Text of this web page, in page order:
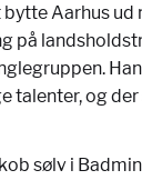
Aarhus ud
på
talenter, og
sølv i